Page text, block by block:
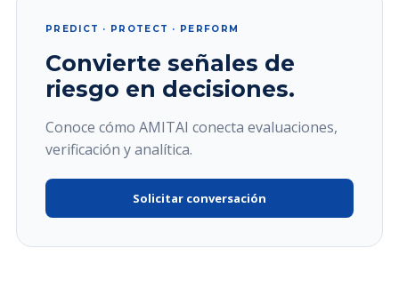
PREDICT · PROTECT · PERFORM
Convierte señales de
riesgo en decisiones.
Conoce cómo AMITAI conecta evaluaciones,
verificación y analítica.
Solicitar conversación